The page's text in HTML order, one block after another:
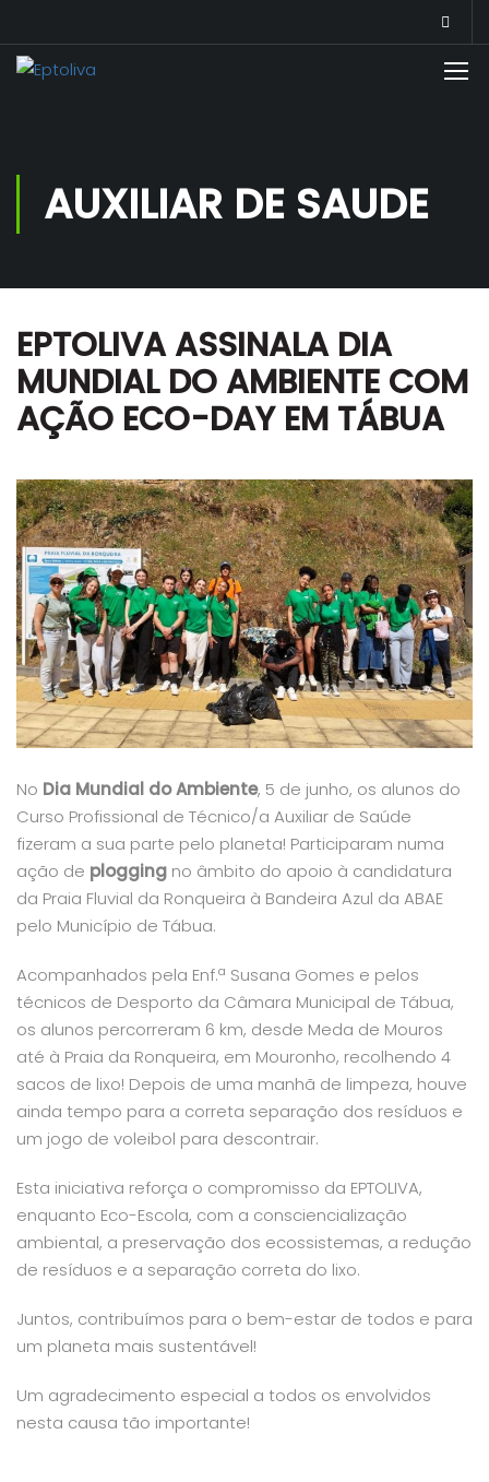
AUXILIAR DE SAUDE
EPTOLIVA ASSINALA DIA
MUNDIAL DO AMBIENTE COM
AÇÃO ECO-DAY EM TÁBUA
No Dia Mundial do Ambiente, 5 de junho, os alunos do
Curso Profissional de Técnico/a Auxiliar de Saúde
fizeram a sua parte pelo planeta! Participaram numa
ação de plogging no âmbito do apoio à candidatura
da Praia Fluvial da Ronqueira à Bandeira Azul da ABAE
pelo Município de Tábua.
Acompanhados pela Enf.ª Susana Gomes e pelos
técnicos de Desporto da Câmara Municipal de Tábua,
os alunos percorreram 6 km, desde Meda de Mouros
até à Praia da Ronqueira, em Mouronho, recolhendo 4
sacos de lixo! Depois de uma manhã de limpeza, houve
ainda tempo para a correta separação dos resíduos e
um jogo de voleibol para descontrair.
Esta iniciativa reforça o compromisso da EPTOLIVA,
enquanto Eco-Escola, com a consciencialização
ambiental, a preservação dos ecossistemas, a redução
de resíduos e a separação correta do lixo.
Juntos, contribuímos para o bem-estar de todos e para
um planeta mais sustentável!
Um agradecimento especial a todos os envolvidos
nesta causa tão importante!